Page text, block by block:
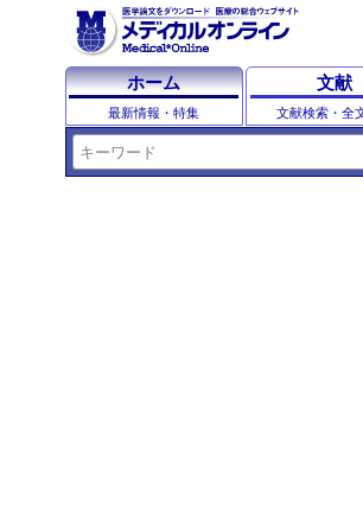
ホーム
最新情報・特集
文献
文献検索・全